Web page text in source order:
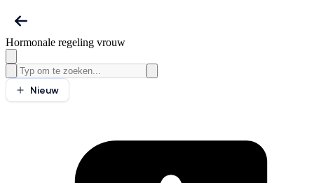
Hormonale regeling vrouw
Nieuw